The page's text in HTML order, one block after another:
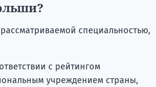
специальностью,
с рейтингом
учреждением страны,